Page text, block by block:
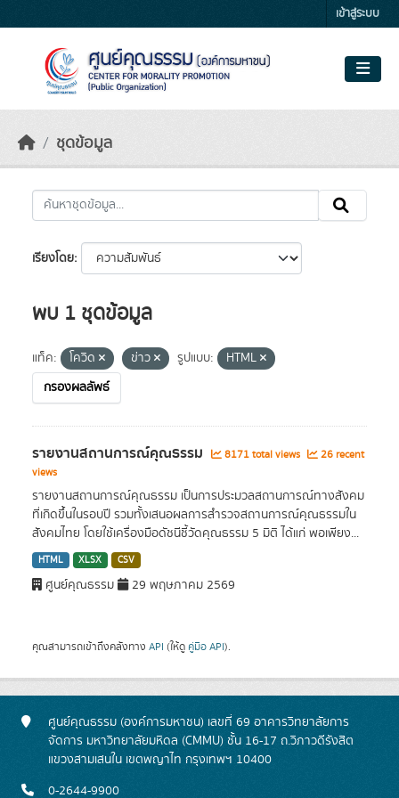
เข้าสู่ระบบ
ชุดข้อมูล
เรียงโดย
พบ 1 ชุดข้อมูล
แท็ค: โควิด ข่าว รูปแบบ:
HTML
กรองผลลัพธ์
รายงานสถานการณ์คุณธรรม 8171 total views
26 recent
views
รายงานสถานการณ์คุณธรรม เป็นการประมวลสถานการณ์ทางสังคม
ที่เกิดขึ้นในรอบปี รวมทั้งเสนอผลการสำรวจสถานการณ์คุณธรรมใน
สังคมไทย โดยใช้เครื่องมือดัชนีชี้วัดคุณธรรม 5 มิติ ได้แก่ พอเพียง...
HTML XLSX CSV
ศูนย์คุณธรรม 29 พฤษภาคม 2569
คุณสามารถเข้าถึงคลังทาง API (ให้ดู คู่มือ API).
ศูนย์คุณธรรม (องค์การมหาชน) เลขที่ 69 อาคารวิทยาลัยการ
จัดการ มหาวิทยาลัยมหิดล (CMMU) ชั้น 16-17 ถ.วิภาวดีรังสิต
แขวงสามเสนใน เขตพญาไท กรุงเทพฯ 10400
0-2644-9900